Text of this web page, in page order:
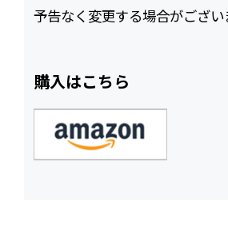
予告なく変更する場合がござい
購入はこちら